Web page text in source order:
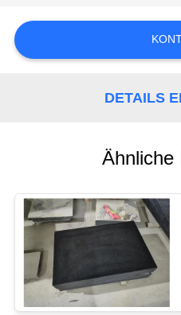
NACHRICHTEN
SITEMAP
PRIVACY
POLICY
DETAILS
Ähnliche